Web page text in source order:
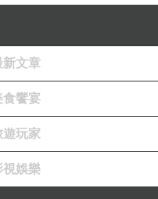
新文章
食饗宴
遊玩家
視娛樂